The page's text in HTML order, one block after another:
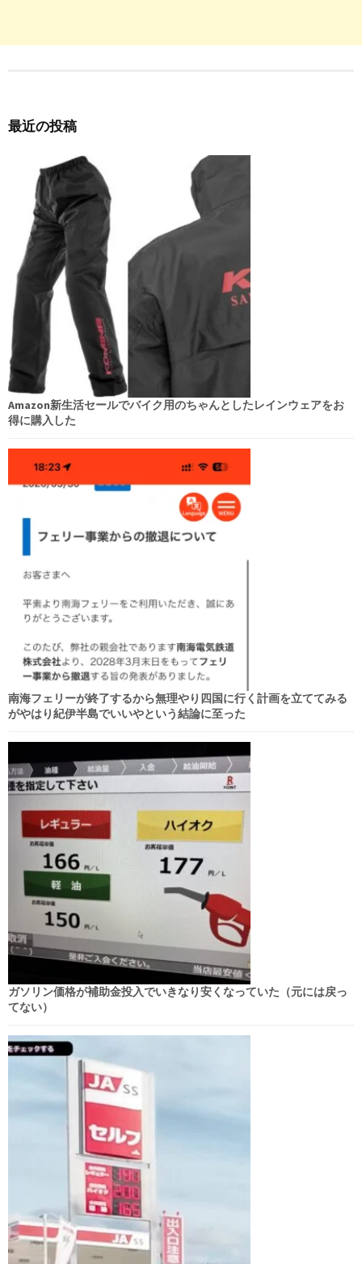
最近の投稿
Amazon新生活セールでバイク用のちゃんとしたレインウェアをお
得に購入した
南海フェリーが終了するから無理やり四国に行く計画を立ててみる
がやはり紀伊半島でいいやという結論に至った
ガソリン価格が補助金投入でいきなり安くなっていた（元には戻っ
てない）